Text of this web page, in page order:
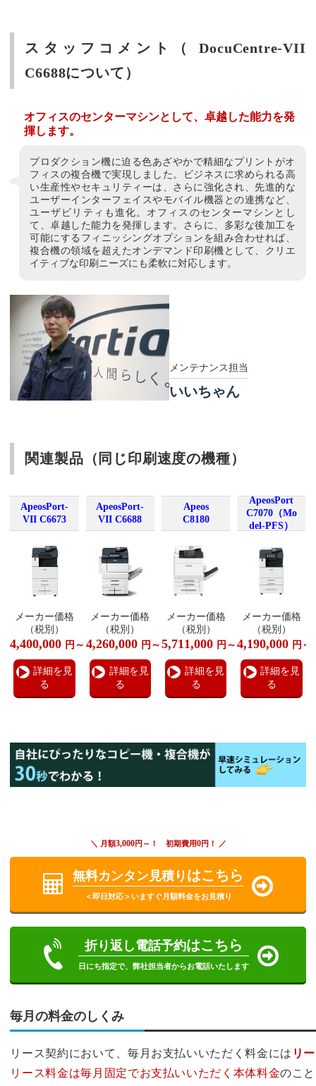
スタッフコメント（ DocuCentre-VII
C6688について）
メンテナンス担当
いいちゃん
オフィスのセンターマシンとして、卓越した能力を発
揮します。
プロダクション機に迫る色あざやかで精細なプリントがオ
フィスの複合機で実現しました。ビジネスに求められる高
い生産性やセキュリティーは、さらに強化され、先進的な
ユーザーインターフェイスやモバイル機器との連携など、
ユーザビリティも進化。オフィスのセンターマシンとし
て、卓越した能力を発揮します。さらに、多彩な後加工を
可能にするフィニッシングオプションを組み合わせれば、
複合機の領域を超えたオンデマンド印刷機として、クリエ
イティブな印刷ニーズにも柔軟に対応します。
関連製品（同じ印刷速度の機種）
ApeosPort-
VII C6673
メーカー価格
（税別）
4,400,000 円～
詳細を見
る
ApeosPort-
VII C6688
メーカー価格
（税別）
4,260,000 円～
詳細を見
る
Apeos
C8180
メーカー価格
（税別）
5,711,000 円～
詳細を見
る
ApeosPort
C7070（Mo
del-PFS）
メーカー価格
（税別）
4,190,000 円～
詳細を見
る
＼ 月額3,000円～！ 初期費用0円！ ／
無料カンタン見積り はこちら
＜即日対応＞いますぐ月額料金をお見積り
折り返し電話予約はこちら
日にち指定で、弊社担当者からお電話いたします
毎月の料金のしくみ
リース契約において、毎月お支払いいただく料金には リ
リース料金は毎月固定でお支払いいただく本体料金のこ